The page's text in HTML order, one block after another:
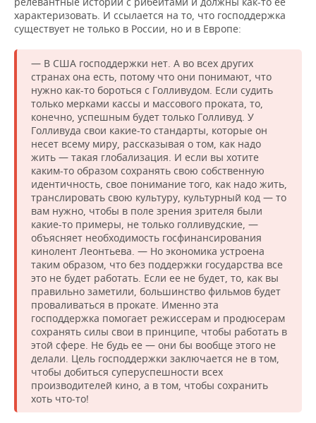
характеризовать. И ссылается на то, что господдержка
существует не только в России, но и в Европе:
— В США господдержки нет. А во всех других
странах она есть, потому что они понимают, что
нужно как-то бороться с Голливудом. Если судить
только мерками кассы и массового проката, то,
конечно, успешным будет только Голливуд. У
Голливуда свои какие-то стандарты, которые он
несет всему миру, рассказывая о том, как надо
жить — такая глобализация. И если вы хотите
каким-то образом сохранять свою собственную
идентичность, свое понимание того, как надо жить,
транслировать свою культуру, культурный код — то
вам нужно, чтобы в поле зрения зрителя были
какие-то примеры, не только голливудские, —
объясняет необходимость госфинансирования
кинолент Леонтьева. — Но экономика устроена
таким образом, что без поддержки государства все
это не будет работать. Если ее не будет, то, как вы
правильно заметили, большинство фильмов будет
проваливаться в прокате. Именно эта
господдержка помогает режиссерам и продюсерам
сохранять силы свои в принципе, чтобы работать в
этой сфере. Не будь ее — они бы вообще этого не
делали. Цель господдержки заключается не в том,
чтобы добиться суперуспешности всех
производителей кино, а в том, чтобы сохранить
хоть что-то!